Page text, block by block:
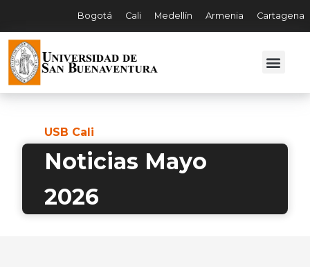
Bogotá Cali Medellín Armenia Cartagena
USB Cali
Noticias Mayo
2026